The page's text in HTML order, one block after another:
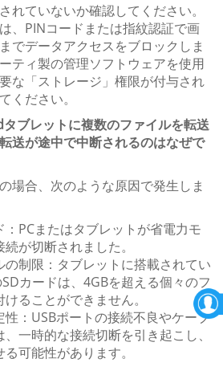
れていないか確認してください。
、PINコードまたは指紋認証で画
でデータアクセスをブロックしま
ティ製の管理ソフトウェアを使用
な「ストレージ」権限が付与され
ください。
ブレットに複数のファイルを転送
送が途中で中断されるのはなぜで
場合、次のような原因で発生しま
：PCまたはタブレットが省電力モ
が切断されました。
の制限：タブレットに搭載されてい
カードは、4GBを超える個々のフ
ることができません。
性：USBポートの接続不良やケーブ
一時的な接続切断を引き起こし、
可能性があります。